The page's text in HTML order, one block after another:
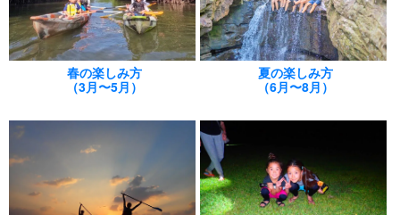
春の楽しみ方
（3月〜5月）
夏の楽しみ方
（6月〜8月）